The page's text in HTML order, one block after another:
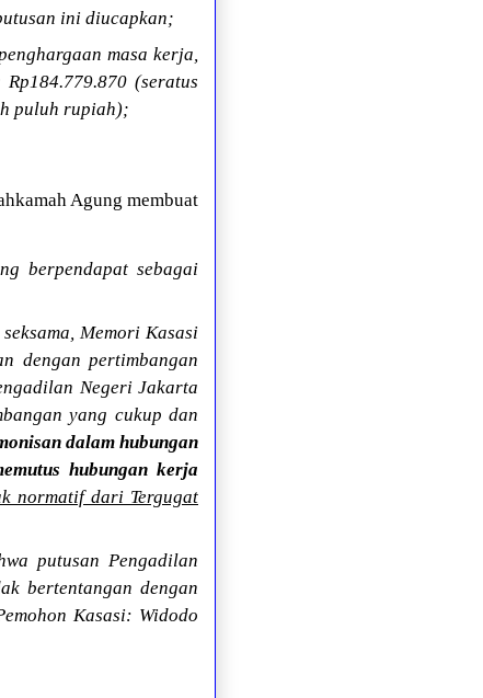
ini diucapkan;
masa kerja,
(seratus
puluh rupiah);
Agung membuat
berpendapat sebagai
Memori Kasasi
dengan pertimbangan
Negeri Jakarta
yang cukup dan
dalam hubungan
hubungan kerja
normatif dari Tergugat
putusan Pengadilan
bertentangan dengan
Kasasi: Widodo